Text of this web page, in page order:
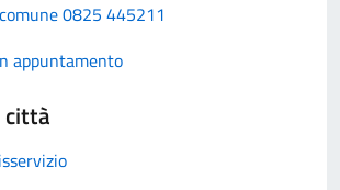
0825 445211
appuntamento
città